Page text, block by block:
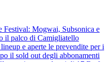
Mogwai, Subsonica e
il palco di Camigliatello
e aperte le prevendite per i
il sold out degli abbonamenti